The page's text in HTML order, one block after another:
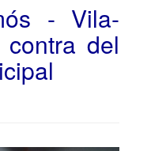
- Vila-
del